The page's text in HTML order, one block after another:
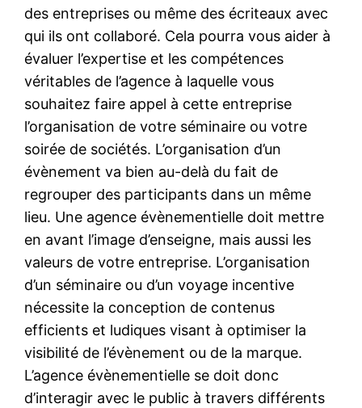
des entreprises ou même des écriteaux avec
qui ils ont collaboré. Cela pourra vous aider à
évaluer l’expertise et les compétences
véritables de l’agence à laquelle vous
souhaitez faire appel à cette entreprise
l’organisation de votre séminaire ou votre
soirée de sociétés. L’organisation d’un
évènement va bien au-delà du fait de
regrouper des participants dans un même
lieu. Une agence évènementielle doit mettre
en avant l’image d’enseigne, mais aussi les
valeurs de votre entreprise. L’organisation
d’un séminaire ou d’un voyage incentive
nécessite la conception de contenus
efficients et ludiques visant à optimiser la
visibilité de l’évènement ou de la marque.
L’agence évènementielle se doit donc
d’interagir avec le public à travers différents